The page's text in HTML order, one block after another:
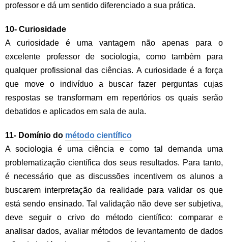
professor e dá um sentido diferenciado a sua prática.
10- Curiosidade
A curiosidade é uma vantagem não apenas para o
excelente professor de sociologia, como também para
qualquer profissional das ciências. A curiosidade é a força
que move o indivíduo a buscar fazer perguntas cujas
respostas se transformam em repertórios os quais serão
debatidos e aplicados em sala de aula.
11- Domínio do método científico
A sociologia é uma ciência e como tal demanda uma
problematização científica dos seus resultados. Para tanto,
é necessário que as discussões incentivem os alunos a
buscarem interpretação da realidade para validar os que
está sendo ensinado. Tal validação não deve ser subjetiva,
deve seguir o crivo do método científico: comparar e
analisar dados, avaliar métodos de levantamento de dados